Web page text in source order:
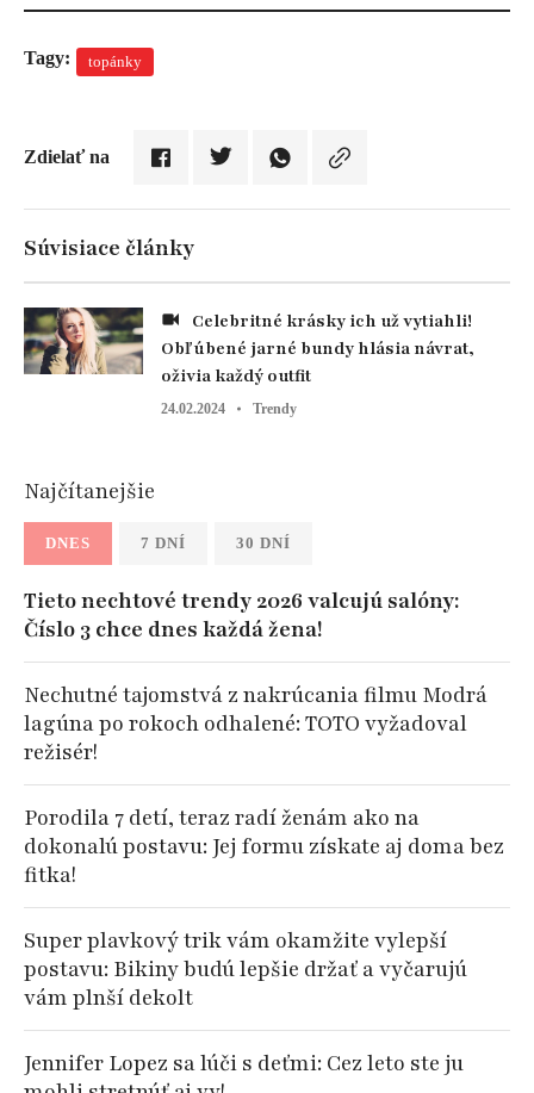
Tagy: topánky
Zdielať na
Súvisiace články
Obľúbené jarné bundy hlásia návrat,
oživia každý outfit
24.02.2024 Trendy
Najčítanejšie
DNES 7 DNÍ 30 DNÍ
Tieto nechtové trendy 2026 valcujú salóny:
Číslo 3 chce dnes každá žena!
Nechutné tajomstvá z nakrúcania filmu Modrá
lagúna po rokoch odhalené: TOTO vyžadoval
režisér!
Porodila 7 detí, teraz radí ženám ako na
dokonalú postavu: Jej formu získate aj doma bez
fitka!
Super plavkový trik vám okamžite vylepší
postavu: Bikiny budú lepšie držať a vyčarujú
vám plnší dekolt
Jennifer Lopez sa lúči s deťmi: Cez leto ste ju